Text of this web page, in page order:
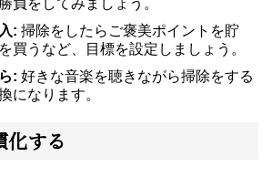
負をしてみましょう。
: 掃除をしたらご褒美ポイントを貯
買うなど、目標を設定しましょう。
: 好きな音楽を聴きながら掃除をする
になります。
化する